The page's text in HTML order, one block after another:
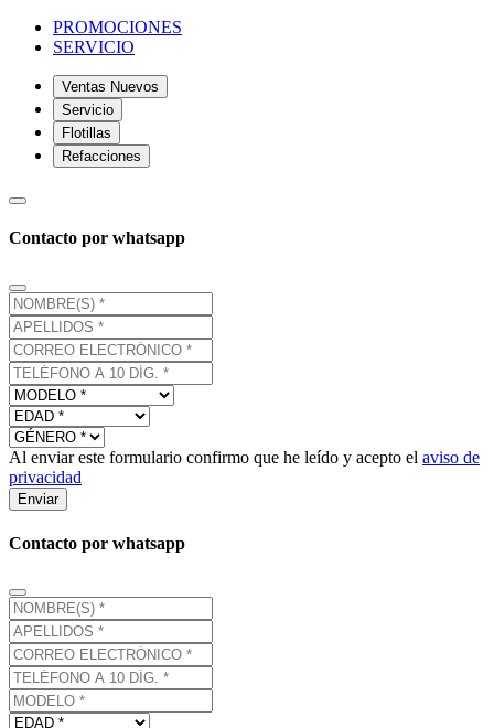
PROMOCIONES
SERVICIO
Ventas Nuevos
Servicio
Flotillas
Refacciones
Contacto por whatsapp
Al enviar este formulario confirmo que he leído y acepto el aviso de
privacidad
Enviar
Contacto por whatsapp